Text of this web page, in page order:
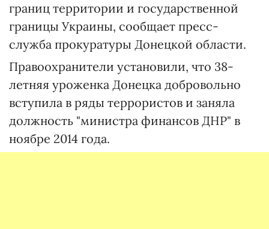
границ территории и государственной
границы Украины, сообщает пресс-
служба прокуратуры Донецкой области.
Правоохранители установили, что 38-
летняя уроженка Донецка добровольно
вступила в ряды террористов и заняла
должность "министра финансов ДНР" в
ноябре 2014 года.